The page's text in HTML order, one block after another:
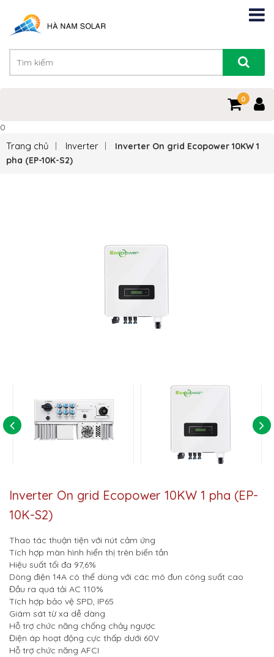
0
0
Trang chủ Inverter
Inverter On grid Ecopower 10KW 1
pha (EP-10K-S2)
Inverter On grid Ecopower 10KW 1 pha (EP-
10K-S2)
Thao tác thuận tiện với nút cảm ứng
Tích hợp màn hình hiển thị trên biến tần
Hiệu suất tối đa 97,6%
Dòng điện 14A có thể dùng với các mô đun công suất cao
Đầu ra quá tải AC 110%
Tích hợp bảo vệ SPD, IP65
Giám sát từ xa dễ dàng
Hỗ trợ chức năng chống chảy ngược
Điện áp hoạt động cực thấp dưới 60V
Hỗ trợ chức năng AFCI